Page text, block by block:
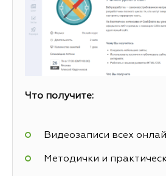
Что получите:
Видеозаписи всех
Методички и